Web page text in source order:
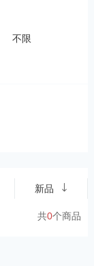
不限
新品
共0个商品